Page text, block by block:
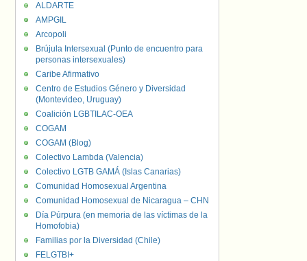
ALDARTE
AMPGIL
Arcopoli
Brújula Intersexual (Punto de encuentro para
personas intersexuales)
Caribe Afirmativo
Centro de Estudios Género y Diversidad
(Montevideo, Uruguay)
Coalición LGBTILAC-OEA
COGAM
COGAM (Blog)
Colectivo Lambda (Valencia)
Colectivo LGTB GAMÁ (Islas Canarias)
Comunidad Homosexual Argentina
Comunidad Homosexual de Nicaragua – CHN
Día Púrpura (en memoria de las víctimas de la
Homofobia)
Familias por la Diversidad (Chile)
FELGTBI+